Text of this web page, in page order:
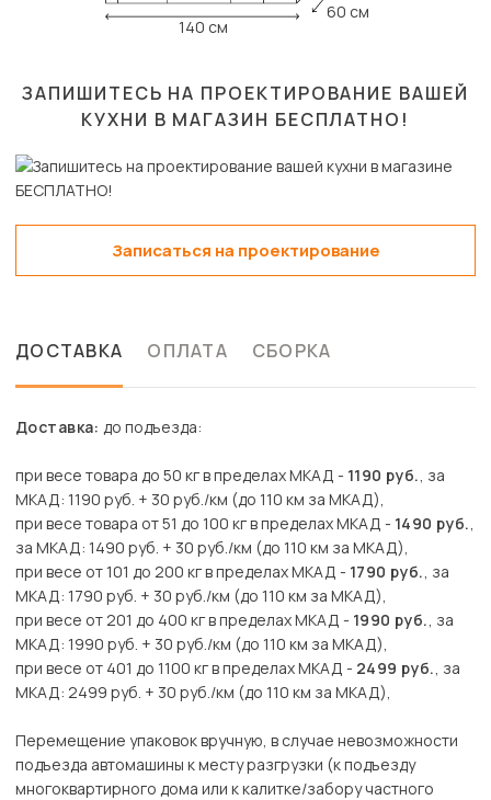
140 см
60 см
ЗАПИШИТЕСЬ НА ПРОЕКТИРОВАНИЕ ВАШЕЙ
КУХНИ В МАГАЗИН БЕСПЛАТНО!
Записаться на проектирование
ДОСТАВКА ОПЛАТА СБОРКА
Доставка: до подъезда:
при весе товара до 50 кг в пределах МКАД - 1190 руб., за
МКАД: 1190 руб. + 30 руб./км (до 110 км за МКАД),
при весе товара от 51 до 100 кг в пределах МКАД - 1490 руб.,
за МКАД: 1490 руб. + 30 руб./км (до 110 км за МКАД),
при весе от 101 до 200 кг в пределах МКАД - 1790 руб., за
МКАД: 1790 руб. + 30 руб./км (до 110 км за МКАД),
при весе от 201 до 400 кг в пределах МКАД - 1990 руб., за
МКАД: 1990 руб. + 30 руб./км (до 110 км за МКАД),
при весе от 401 до 1100 кг в пределах МКАД - 2499 руб., за
МКАД: 2499 руб. + 30 руб./км (до 110 км за МКАД),
Перемещение упаковок вручную, в случае невозможности
подъезда автомашины к месту разгрузки (к подъезду
многоквартирного дома или к калитке/забору частного